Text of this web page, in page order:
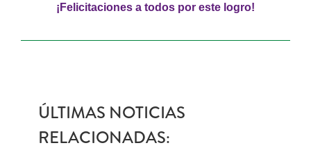
¡Felicitaciones a todos por este logro!
ÚLTIMAS NOTICIAS
RELACIONADAS: